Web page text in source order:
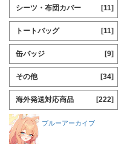
シーツ・布団カバー [11]
トートバッグ [11]
缶バッジ [9]
その他 [34]
海外発送対応商品 [222]
ブルーアーカイブ